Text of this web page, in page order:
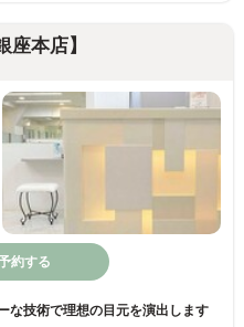
座本店】
約する
な技術で理想の目元を演出します